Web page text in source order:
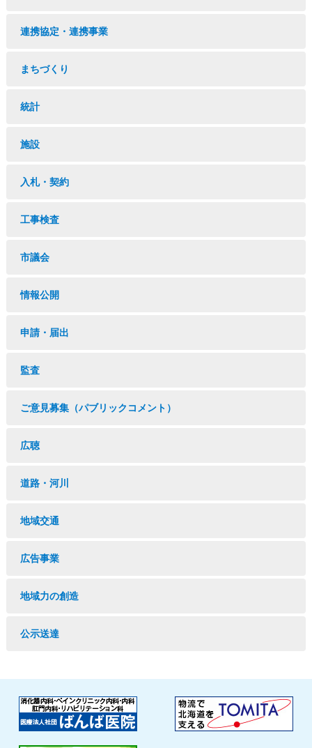
連携協定・連携事業
まちづくり
統計
施設
入札・契約
工事検査
市議会
情報公開
申請・届出
監査
ご意見募集（パブリックコメント）
広聴
道路・河川
地域交通
広告事業
地域力の創造
公示送達